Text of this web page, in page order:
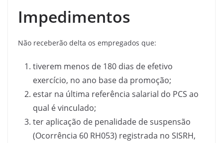
Impedimentos
Não receberão delta os empregados que:
tiverem menos de 180 dias de efetivo
exercício, no ano base da promoção;
estar na última referência salarial do PCS ao
qual é vinculado;
ter aplicação de penalidade de suspensão
(Ocorrência 60 RH053) registrada no SISRH,